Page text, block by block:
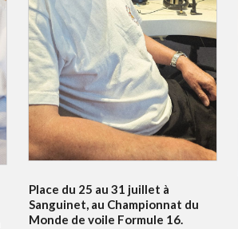
Place du 25 au 31 juillet à
Sanguinet, au Championnat du
Monde de voile Formule 16.